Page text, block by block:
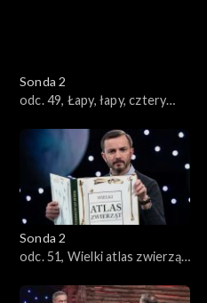
Sonda 2
odc. 49, Łapy, łapy, cztery
Sonda 2
odc. 51, Wielki atlas zwierząt,